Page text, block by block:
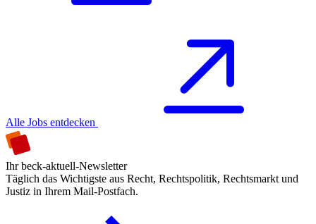
Alle Jobs entdecken
Ihr beck-aktuell-Newsletter
Täglich das Wichtigste aus Recht, Rechtspolitik, Rechtsmarkt und
Justiz in Ihrem Mail-Postfach.